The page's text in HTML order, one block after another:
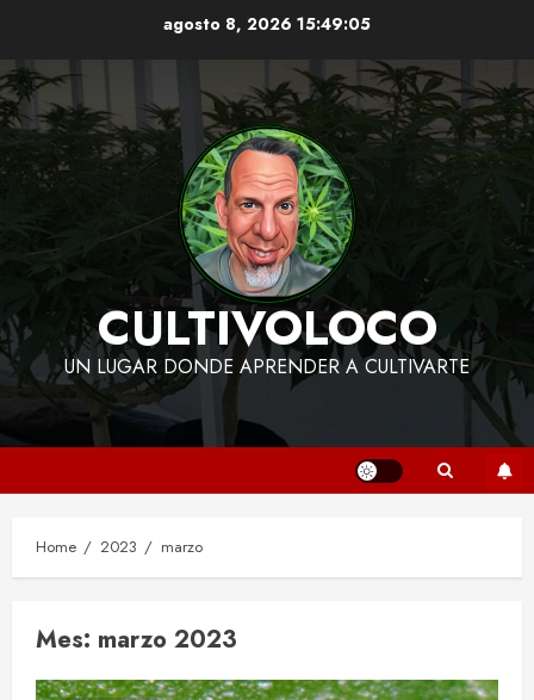
content
agosto 8, 2026 15:49:06
CULTIVOLOCO
UN LUGAR DONDE APRENDER A CULTIVARTE
Home 2023 marzo
Mes: marzo 2023